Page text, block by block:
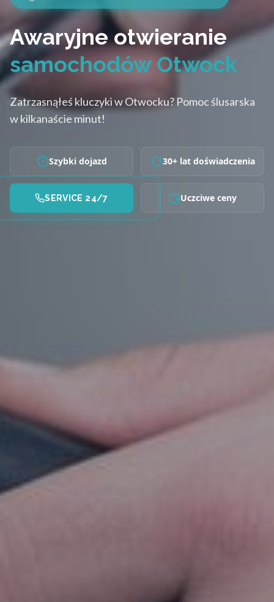
Awaryjne otwieranie
samochodów Otwock
Zatrzasnąłeś kluczyki w Otwocku? Pomoc ślusarska
w kilkanaście minut!
Szybki dojazd 30+ lat doświadczenia
SERVICE 24/7 Uczciwe ceny